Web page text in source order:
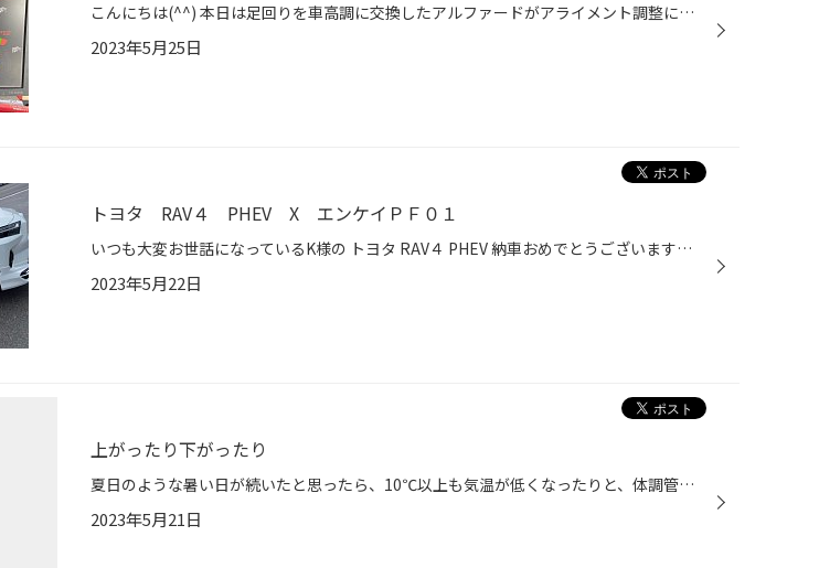
こんにちは(^^) 本日は足回りを車高調に交換したアルファードがアライメント調整に入庫いたしました ありがとうございます m(__)m 足回りを交換すると，タイヤの角度がズレが発生してタイヤの偏摩耗が発生してしまいます そこで足回りの角度を調整してタイヤの変摩耗を防ぎます お客様も足回りを交...
2023年5月25日
トヨタ RAV４ PHEV X エンケイＰＦ０１
いつも大変お世話になっているK様の トヨタ RAV４ PHEV 納車おめでとうございます！ 早速ホイールの変更です！ 今回選んだホイールはエンケイ製の『PF01』のマットブラック ナットも黒で統一し男らしい仕上がりに♪ ホイールもガラスコーティングを施したので 汚れづらく汚れも落ちやすいです☆ 冬用...
2023年5月22日
上がったり下がったり
夏日のような暑い日が続いたと思ったら、10℃以上も気温が低くなったりと、体調管理が難しい日々が続く 今日この頃、みなさんいかがお過ごしですか。熱中症にかかる方も出始めているようなので、これから気を付け て、気を付けていきたいものです。 そうは言ってもこれから行楽の機会も増えていくで...
2023年5月21日